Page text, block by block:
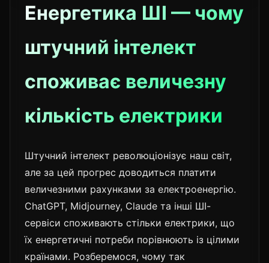
Енергетика ШІ — чому
штучний інтелект
споживає величезну
кількість електрики
Штучний інтелект революціонізує наш світ,
але за цей прогрес доводиться платити
величезними рахунками за електроенергію.
ChatGPT, Midjourney, Claude та інші ШІ-
сервіси споживають стільки електрики, що
їх енергетичні потреби порівнюють із цілими
країнами. Розберемося, чому так